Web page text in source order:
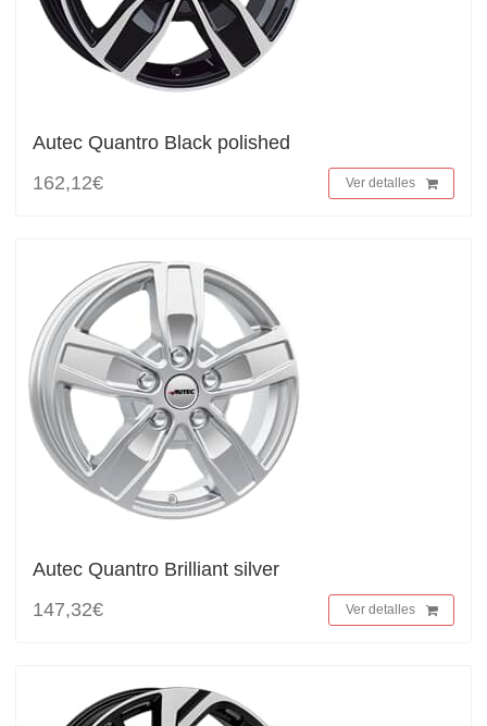
Autec Quantro Black polished
162,12€
Ver detalles
Autec Quantro Brilliant silver
147,32€
Ver detalles